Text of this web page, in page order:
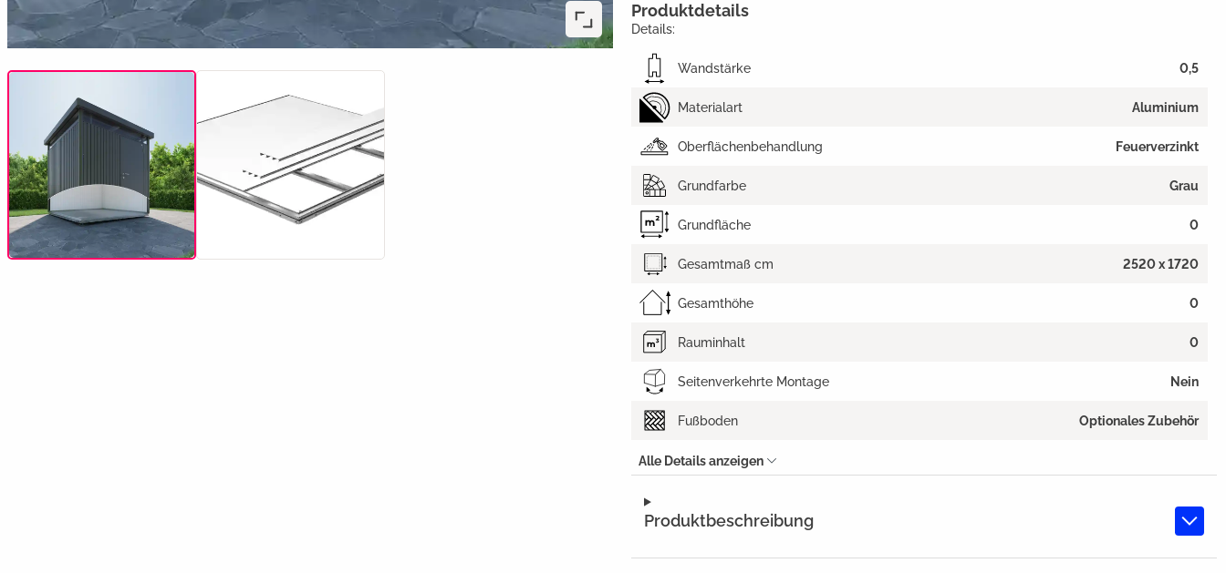
Produktbeschreibung
Produktdetails
Details:
Wandstärke 0,5
Materialart Aluminium
Oberflächenbehandlung Feuerverzinkt
Grundfarbe Grau
Grundfläche 0
Gesamtmaß cm 2520 x 1720
Gesamthöhe 0
Rauminhalt 0
Seitenverkehrte Montage Nein
Fußboden Optionales Zubehör
Alle Details anzeigen